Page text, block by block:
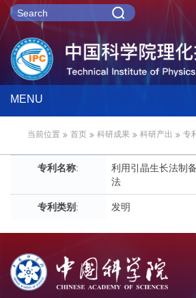
MENU
当前位置 首页 科研成果 科研产出 专
专利名称:
利用引晶生长法制
法
专利类别 : 发明